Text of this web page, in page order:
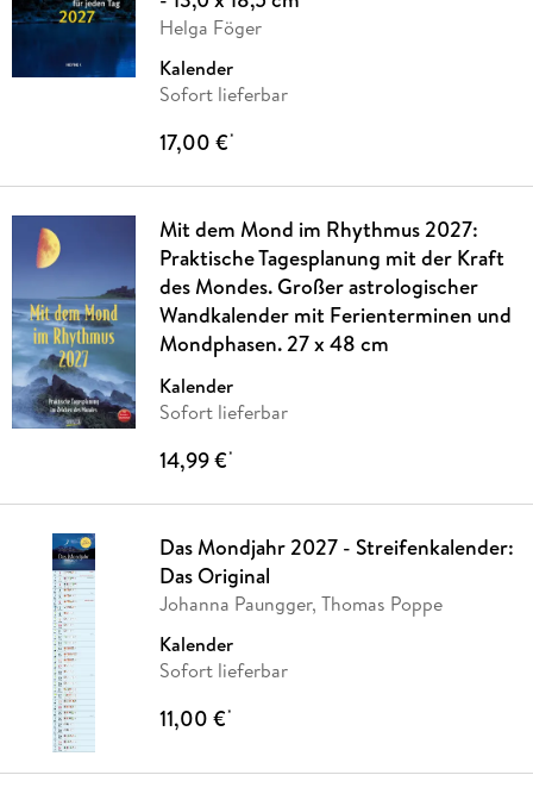
Helga Föger
Kalender
Sofort lieferbar
17,00 €*
Mit dem Mond im Rhythmus 2027:
Praktische Tagesplanung mit der Kraft
des Mondes. Großer astrologischer
Wandkalender mit Ferienterminen und
Mondphasen. 27 x 48 cm
Kalender
Sofort lieferbar
14,99 €*
Das Mondjahr 2027 - Streifenkalender:
Das Original
Johanna Paungger, Thomas Poppe
Kalender
Sofort lieferbar
11,00 €*